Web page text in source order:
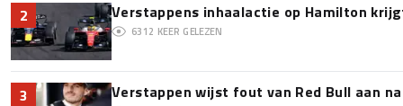
2 Verstappens inhaalactie op Hamilton
6312 KEER GELEZEN
3 Verstappen wijst fout van Red Bull aan